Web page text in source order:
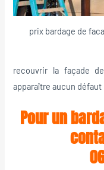
prix bardage de
recouvrir la façade
apparaître aucun défaut
Pour un